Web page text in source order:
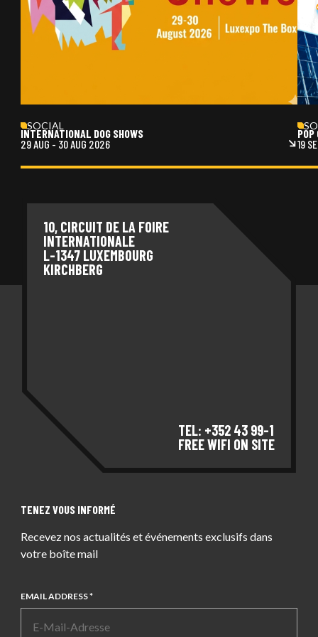
SOCIAL
INTERNATIONAL DOG SHOWS
29 AUG - 30 AUG 2026 19
10, CIRCUIT DE LA FOIRE
INTERNATIONALE
L-1347 LUXEMBOURG
KIRCHBERG
TEL: +352 43 99-1
FREE WIFI ON SITE
TENEZ VOUS INFORMÉ
Recevez nos actualités et événements exclusifs dans
votre boîte mail
EMAIL ADDRESS *